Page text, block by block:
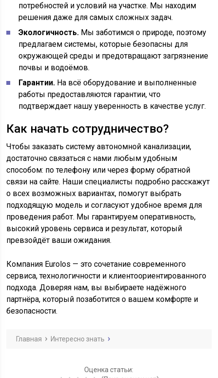
потребностей и условий на участке. Мы находим
решения даже для самых сложных задач.
Экологичность. Мы заботимся о природе, поэтому
предлагаем системы, которые безопасны для
окружающей среды и предотвращают загрязнение
почвы и водоёмов.
Гарантии. На всё оборудование и выполненные
работы предоставляются гарантии, что
подтверждает нашу уверенность в качестве услуг.
Как начать сотрудничество?
Чтобы заказать систему автономной канализации,
достаточно связаться с нами любым удобным
способом: по телефону или через форму обратной
связи на сайте. Наши специалисты подробно расскажут
о всех возможных вариантах, помогут выбрать
подходящую модель и согласуют удобное время для
проведения работ. Мы гарантируем оперативность,
высокий уровень сервиса и результат, который
превзойдёт ваши ожидания.
Компания Eurolos — это сочетание современного
сервиса, технологичности и клиентоориентированного
подхода. Доверяя нам, вы выбираете надёжного
партнёра, который позаботится о вашем комфорте и
безопасности.
Главная Интересно знать
Оценка статьи: